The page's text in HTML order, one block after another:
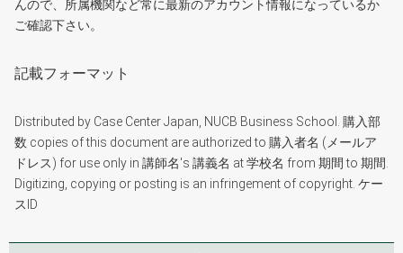
んので、所属機関など常に最新のアカウント情報になっているか
ご確認下さい。
記載フォーマット
Distributed by Case Center Japan, NUCB Business School. 購入部
数 copies of this document are authorized to 購入者名 (メールア
ドレス) for use only in 講師名's 講義名 at 学校名 from 期間 to 期間.
Digitizing, copying or posting is an infringement of copyright. ケー
スID